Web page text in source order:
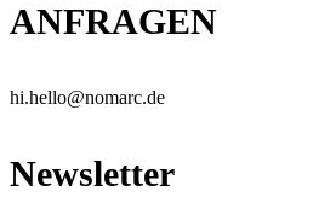
ANFRAGEN
hi.hello@nomarc.de
Newsletter